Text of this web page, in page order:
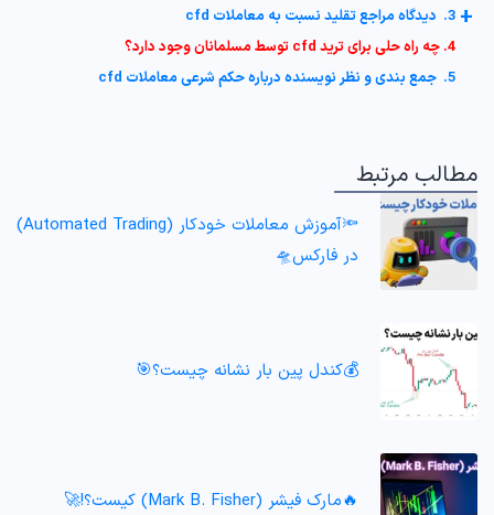
3. دیدگاه مراجع تقلید نسبت به معاملات cfd +
4. چه راه حلی برای ترید cfd توسط مسلمانان وجود دارد؟
5. جمع بندی و نظر نویسنده درباره حکم شرعی معاملات cfd
مطالب مرتبط
🔦آموزش معاملات خودکار (Automated Trading)
در فارکس🛸
💰کندل پین بار نشانه چیست؟🎯
🔥مارک فیشر (Mark B. Fisher) کیست؟!🚀